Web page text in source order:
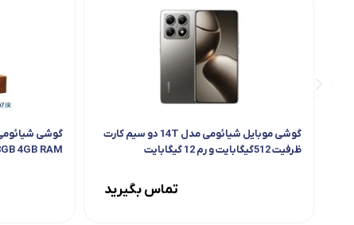
گوشی موبایل شیائومی مدل 14T دو سیم کارت
ظرفیت 512گیگابایت و رم 12 گیگابایت
تماس بگیرید
128GB 4GB RAM